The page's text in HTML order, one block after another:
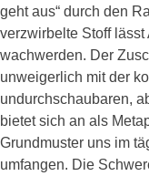
geht aus“ durch den
verzwirbelte Stoff
wachwerden. Der
unweigerlich mit der
undurchschaubaren,
bietet sich an als
Grundmuster uns im
umfangen. Die